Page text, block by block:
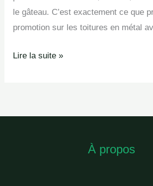
le gâteau. C’est exactement ce que
promotion sur les toitures en métal
Choix
Lire la suite »
À propos